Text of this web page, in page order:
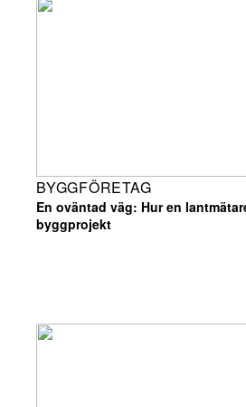
En oväntad väg: Hur en
byggprojekt
BYGGFÖRETAG